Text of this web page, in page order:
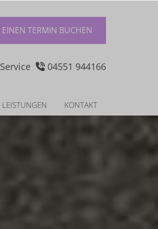
EINEN TERMIN BUCHEN
Ser­vice 04551 944166
LEISTUNGEN KONTAKT